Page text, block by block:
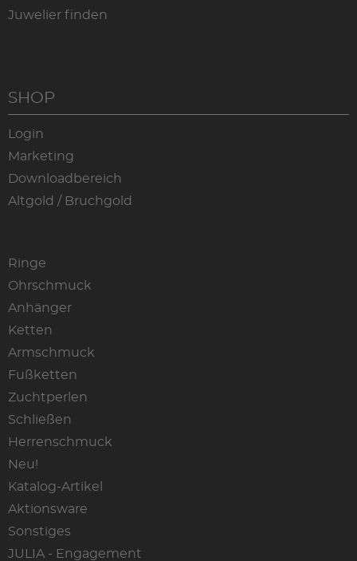
Juwelier finden
SHOP
Login
Marketing
Downloadbereich
Altgold / Bruchgold
Ringe
Ohrschmuck
Anhänger
Ketten
Armschmuck
Fußketten
Zuchtperlen
Schließen
Herrenschmuck
Neu!
Katalog-Artikel
Aktionsware
Sonstiges
JULIA - Engagement